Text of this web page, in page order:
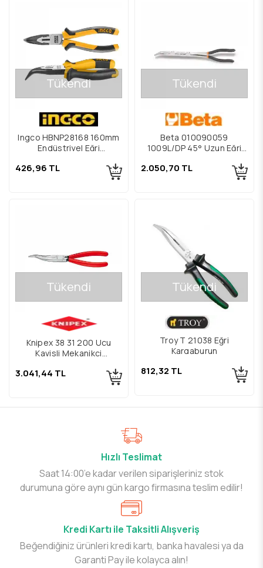
Tükendi
Ingco HBNP28168 160mm
Endüstriyel Eğri
426,96 TL
Tükendi
Beta 010090059
1009L/DP 45° Uzun Eğri
2.050,70 TL
Tükendi
Knipex 38 31 200 Ucu
Kavisli Mekanikçi
3.041,44 TL
Tükendi
Troy T 21038 Eğri
Kargaburun
812,32 TL
Hızlı Teslimat
Saat 14:00’e kadar verilen siparişleriniz stok
durumuna göre aynı gün kargo firmasına teslim edilir!
Kredi Kartı ile Taksitli Alışveriş
Beğendiğiniz ürünleri kredi kartı, banka havalesi ya da
Garanti Pay ile kolayca alın!